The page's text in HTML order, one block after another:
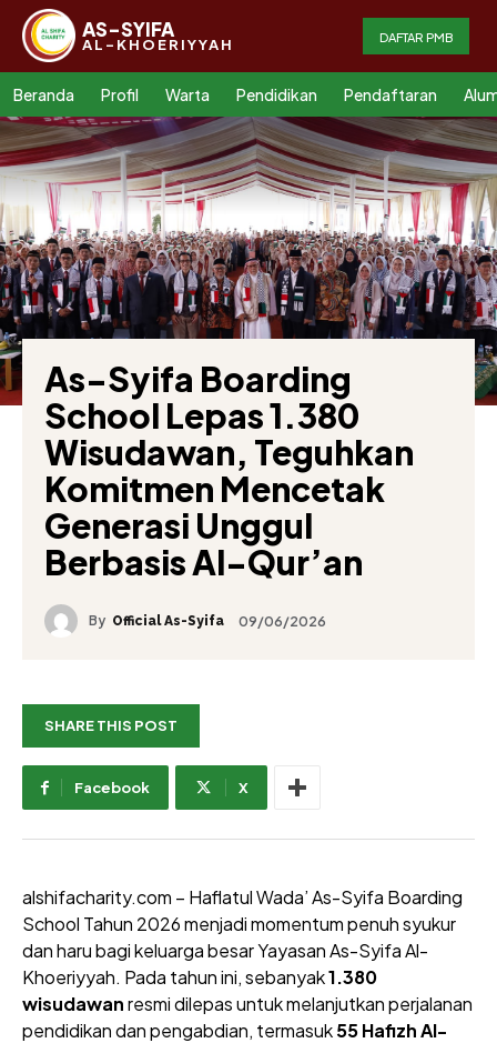
AS-SYIFA
AL-KHOERIYYAH DAFTAR PMB
Beranda Profil Warta Pendidikan Pendaftaran
As-Syifa Boarding
School Lepas 1.380
Wisudawan, Teguhkan
Komitmen Mencetak
Generasi Unggul
Berbasis Al-Qur’an
By Official As-Syifa 09/06/2026
SHARE THIS POST
Facebook X
alshifacharity.com – Haflatul Wada’ As-Syifa Boarding
School Tahun 2026 menjadi momentum penuh syukur
dan haru bagi keluarga besar Yayasan As-Syifa Al-
Khoeriyyah. Pada tahun ini, sebanyak1.380
wisudawanresmi dilepas untuk melanjutkan perjalanan
pendidikan dan pengabdian, termasuk55 Hafizh Al-